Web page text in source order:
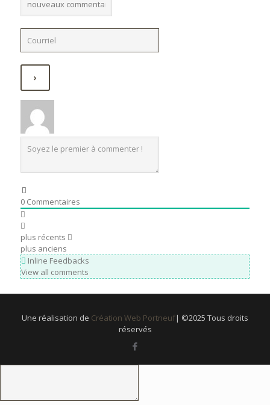
0 Commentaires
plus récents
plus anciens
Inline Feedbacks
View all comments
Une réalisation de Création Web Portneuf| ©2025 Tous droits
réservés